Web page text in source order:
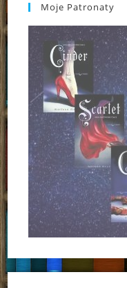
Moje Patronaty